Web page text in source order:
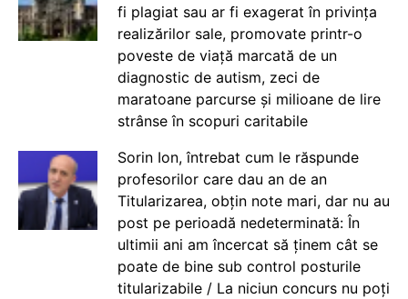
fi plagiat sau ar fi exagerat în privința
realizărilor sale, promovate printr-o
poveste de viață marcată de un
diagnostic de autism, zeci de
maratoane parcurse și milioane de lire
strânse în scopuri caritabile
Sorin Ion, întrebat cum le răspunde
profesorilor care dau an de an
Titularizarea, obțin note mari, dar nu au
post pe perioadă nedeterminată: În
ultimii ani am încercat să ținem cât se
poate de bine sub control posturile
titularizabile / La niciun concurs nu poți